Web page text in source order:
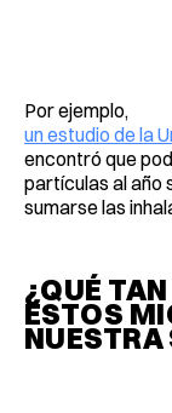
Por ejemplo,
un estudio de la
encontró que
partículas al año
sumarse las
¿QUÉ
ESTOS